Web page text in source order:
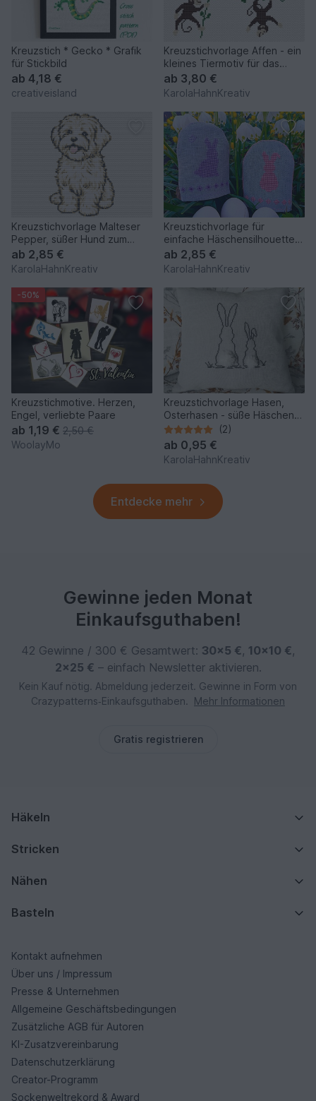
Kreuzstich * Gecko * Grafik
für Stickbild
ab 4,18 €
creativeisland
Kreuzstichvorlage Affen - ein
kleines Tiermotiv für das
Kinderzimmer
ab 3,80 €
KarolaHahnKreativ
Kreuzstichvorlage Malteser
Pepper, süßer Hund zum
Selbersticken
ab 2,85 €
KarolaHahnKreativ
Kreuzstichvorlage für
einfache Häschensilhouetten,
perfekt für Osterdeko
ab 2,85 €
KarolaHahnKreativ
-50%
Kreuzstichmotive. Herzen,
Engel, verliebte Paare
ab 1,19 € 2,50 €
WoolayMo
Kreuzstichvorlage Hasen,
Osterhasen - süße Häschen
für frühlingshafte Deko
(2)
ab 0,95 €
KarolaHahnKreativ
Entdecke mehr
Gewinne jeden Monat
Einkaufsguthaben!
42 Gewinne / 300 € Gesamtwert: 30×5 €, 10×10 €,
2×25 € – einfach Newsletter aktivieren.
Kein Kauf nötig. Abmeldung jederzeit. Gewinne in Form von
Crazypatterns‑Einkaufsguthaben.
Mehr Informationen
Gratis registrieren
Häkeln
Stricken
Nähen
Basteln
Kontakt aufnehmen
Über uns / Impressum
Presse & Unternehmen
Allgemeine Geschäftsbedingungen
Zusätzliche AGB für Autoren
KI-Zusatzvereinbarung
Datenschutzerklärung
Creator-Programm
Sockenweltrekord & Award